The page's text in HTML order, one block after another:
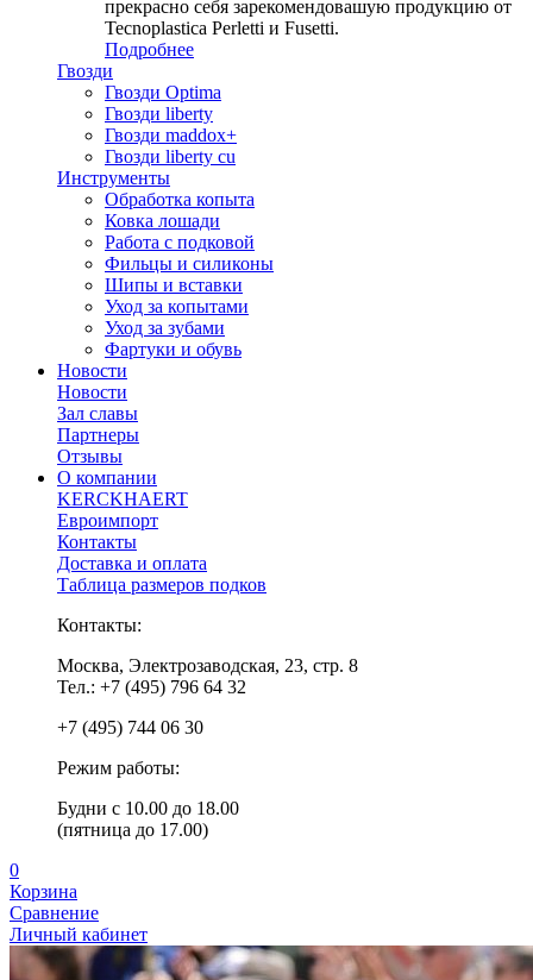
прекрасно себя зарекомендовашую продукцию от
Tecnoplastica Perletti и Fusetti.
Подробнее
Гвозди
Гвозди Optima
Гвозди liberty
Гвозди maddox+
Гвозди liberty cu
Инструменты
Обработка копыта
Ковка лошади
Работа с подковой
Фильцы и силиконы
Шипы и вставки
Уход за копытами
Уход за зубами
Фартуки и обувь
Новости
Новости
Зал славы
Партнеры
Отзывы
О компании
KERCKHAERT
Евроимпорт
Контакты
Доставка и оплата
Таблица размеров подков
Контакты:
Москва, Электрозаводская, 23, стр. 8
Тел.: +7 (495) 796 64 32
+7 (495) 744 06 30
Режим работы:
Будни с 10.00 до 18.00
(пятница до 17.00)
0
Корзина
Сравнение
Личный кабинет